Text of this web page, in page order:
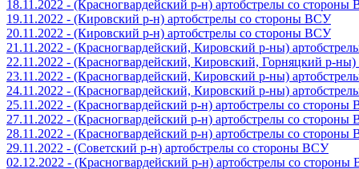
18.11.2022 - (Красногвардейский р-н) артобстрелы со стороны
19.11.2022 - (Кировский р-н) артобстрелы со стороны ВСУ
20.11.2022 - (Кировский р-н) артобстрелы со стороны ВСУ
21.11.2022 - (Красногвардейский, Кировский р-ны)
22.11.2022 - (Красногвардейский, Кировский, Горняцкий р-
23.11.2022 - (Красногвардейский, Кировский р-ны)
24.11.2022 - (Красногвардейский, Кировский р-ны)
25.11.2022 - (Красногвардейский р-н) артобстрелы со стороны
27.11.2022 - (Красногвардейский р-н) артобстрелы со стороны
28.11.2022 - (Красногвардейский р-н) артобстрелы со стороны
29.11.2022 - (Советский р-н) артобстрелы со стороны ВСУ
02.12.2022 - (Красногвардейский р-н) артобстрелы со